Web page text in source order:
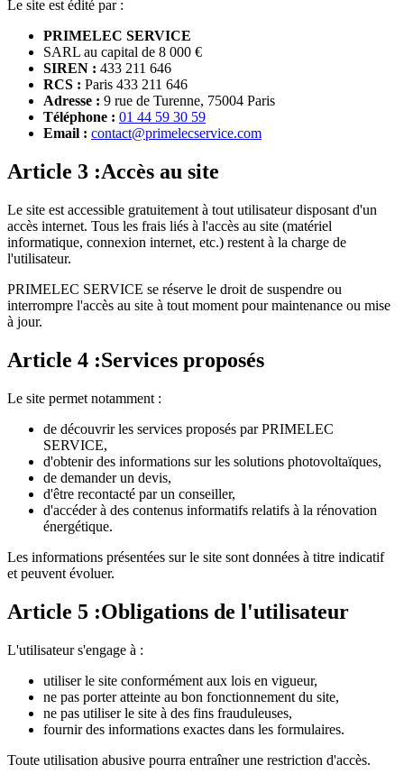
Le site est édité par :
PRIMELEC SERVICE
SARL au capital de 8 000 €
SIREN : 433 211 646
RCS : Paris 433 211 646
Adresse : 9 rue de Turenne, 75004 Paris
Téléphone : 01 44 59 30 59
Email : contact@primelecservice.com
Article 3 :Accès au site
Le site est accessible gratuitement à tout utilisateur disposant d'un
accès internet. Tous les frais liés à l'accès au site (matériel
informatique, connexion internet, etc.) restent à la charge de
l'utilisateur.
PRIMELEC SERVICE se réserve le droit de suspendre ou
interrompre l'accès au site à tout moment pour maintenance ou mise
à jour.
Article 4 :Services proposés
Le site permet notamment :
de découvrir les services proposés par PRIMELEC
SERVICE,
d'obtenir des informations sur les solutions photovoltaïques,
de demander un devis,
d'être recontacté par un conseiller,
d'accéder à des contenus informatifs relatifs à la rénovation
énergétique.
Les informations présentées sur le site sont données à titre indicatif
et peuvent évoluer.
Article 5 :Obligations de l'utilisateur
L'utilisateur s'engage à :
utiliser le site conformément aux lois en vigueur,
ne pas porter atteinte au bon fonctionnement du site,
ne pas utiliser le site à des fins frauduleuses,
fournir des informations exactes dans les formulaires.
Toute utilisation abusive pourra entraîner une restriction d'accès.